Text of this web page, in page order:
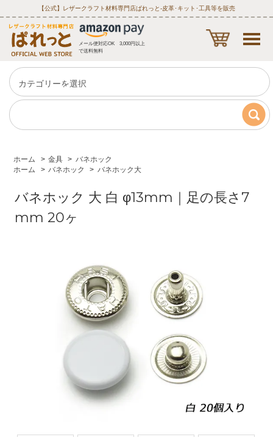
【公式】レザークラフト材料専門店ぱれっと‐皮革･キット･工具等を販売
メール便対応OK 3,000円以上
で送料無料
ホーム > 金具 > バネホック
ホーム
> バネホック > バネホック大
バネホック 大 白 φ13mm｜足の長さ7
mm 20ヶ